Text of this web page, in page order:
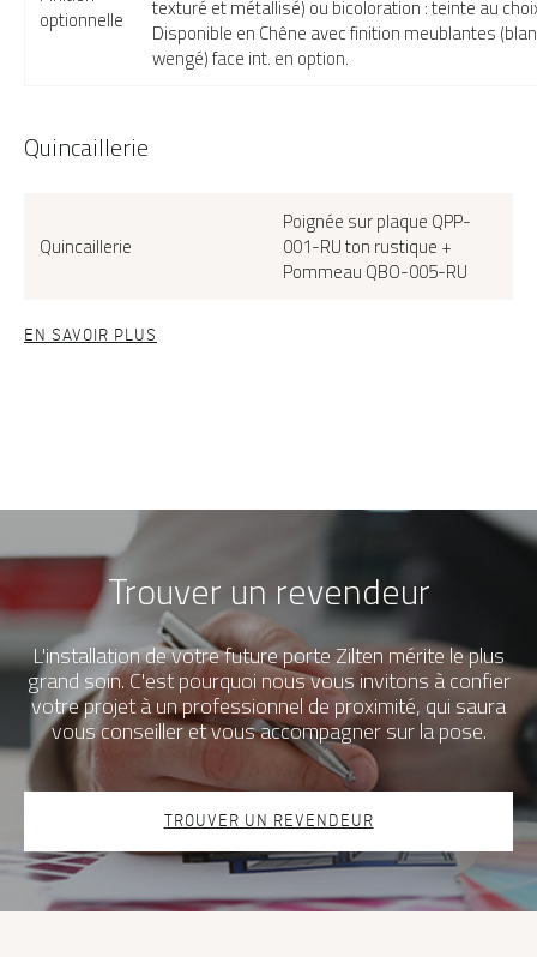
optionnelle texturé et métallisé) ou bicoloration : teinte au
Disponible en Chêne avec finition meublantes
wengé) face int. en option.
Quincaillerie
Quincaillerie
Poignée sur plaque QPP-
001-RU ton rustique +
Pommeau QBO-005-RU
EN SAVOIR PLUS
Trouver un revendeur
L'installation de votre future porte Zilten mérite le plus
grand soin. C'est pourquoi nous vous invitons à confier
votre projet à un professionnel de proximité, qui saura
vous conseiller et vous accompagner sur la pose.
TROUVER UN REVENDEUR